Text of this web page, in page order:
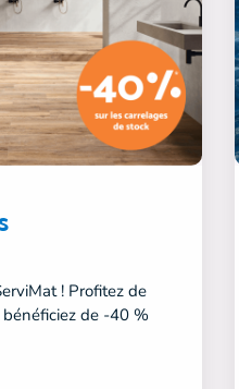
! Profitez de
de -40 %